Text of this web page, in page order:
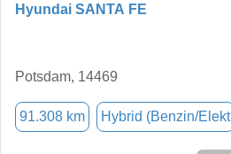
Hyundai SANTA FE
Potsdam, 14469
91.308 km Hybrid (Benzin/Elekt